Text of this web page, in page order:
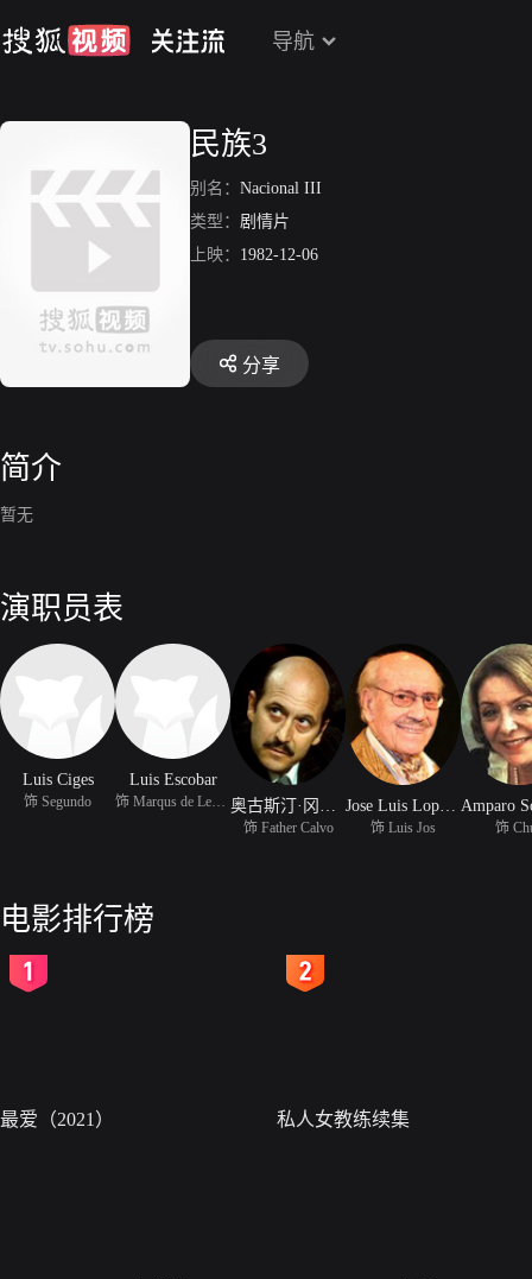
导航
民族3
别名： Nacional III
类型： 剧情片
上映： 1982-12-06
分享
简介
暂无
演职员表
Luis Ciges
饰 Segundo
Luis Escobar
饰 Marqus de Leguinech
饰 Father Calvo 饰 Luis Jos 饰
电影排行榜
最爱（2021） 私人女教练续集